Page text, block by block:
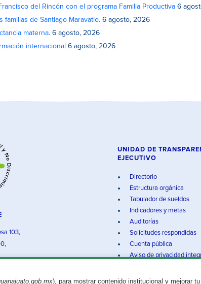
del Rincón con el programa Familia Productiva 6
familias de Santiago Maravatío. 6 agosto, 2026
materna. 6 agosto, 2026
internacional 6 agosto, 2026
), para mostrar contenido institucional y mejorar
103,
UNIDAD DE
EJECUTIVO
Directorio
Estructura orgánica
Tabulador de sueldos
Indicadores y metas
Auditorías
Solicitudes respondidas
Cuenta pública
Aviso de privacidad